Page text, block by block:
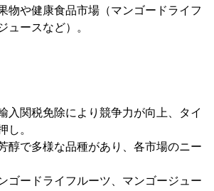
物や健康食品市場（マンゴードライフ
ュースなど）。
入関税免除により競争力が向上、タイ
し。
醇で多様な品種があり、各市場のニー
ゴードライフルーツ、マンゴージュー